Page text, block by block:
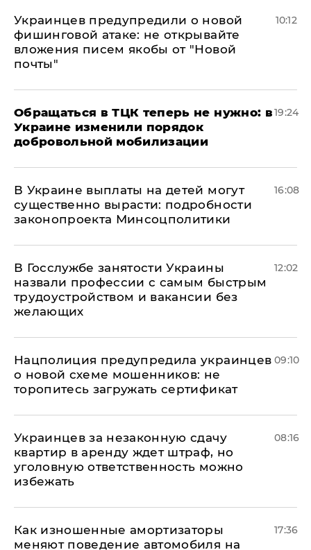
Украинцев предупредили о новой
фишинговой атаке: не открывайте
вложения писем якобы от "Новой
почты"
10:12
Обращаться в ТЦК теперь не нужно: в
Украине изменили порядок
добровольной мобилизации
19:24
В Украине выплаты на детей могут
существенно вырасти: подробности
законопроекта Минсоцполитики
16:08
В Госслужбе занятости Украины
назвали профессии с самым быстрым
трудоустройством и вакансии без
желающих
12:02
Нацполиция предупредила украинцев
о новой схеме мошенников: не
торопитесь загружать сертификат
09:10
Украинцев за незаконную сдачу
квартир в аренду ждет штраф, но
уголовную ответственность можно
избежать
08:16
Как изношенные амортизаторы
меняют поведение автомобиля на
17:36